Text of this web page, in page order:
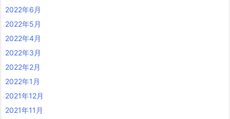
2022年6月
2022年5月
2022年4月
2022年3月
2022年2月
2022年1月
2021年12月
2021年11月